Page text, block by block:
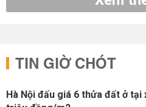
TIN GIỜ CHÓT
Hà Nội đấu giá 6 thửa đất ở